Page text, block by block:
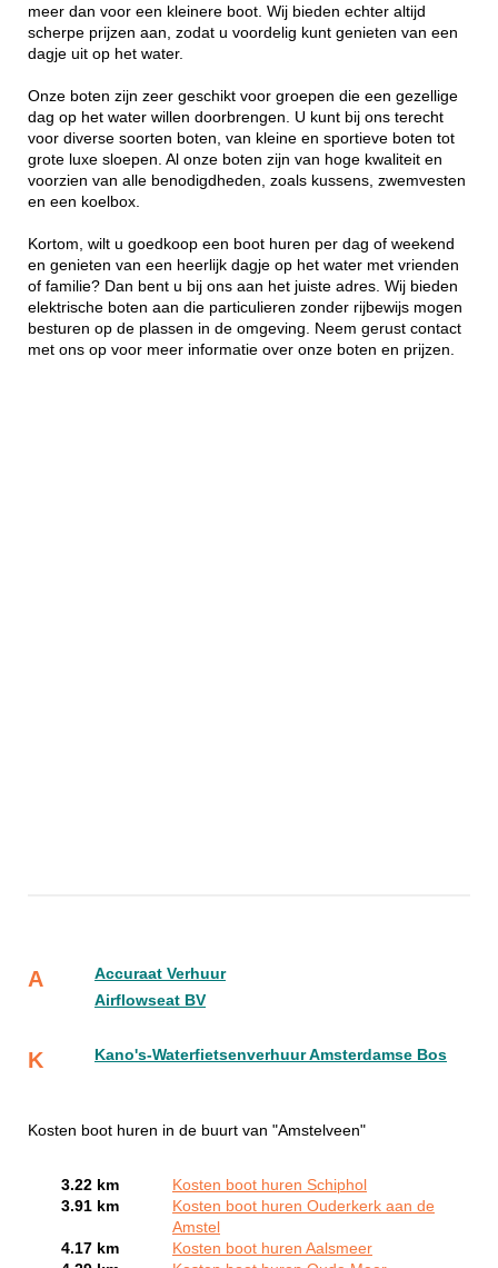
meer dan voor een kleinere boot. Wij bieden echter altijd
scherpe prijzen aan, zodat u voordelig kunt genieten van een
dagje uit op het water.
Onze boten zijn zeer geschikt voor groepen die een gezellige
dag op het water willen doorbrengen. U kunt bij ons terecht
voor diverse soorten boten, van kleine en sportieve boten tot
grote luxe sloepen. Al onze boten zijn van hoge kwaliteit en
voorzien van alle benodigdheden, zoals kussens, zwemvesten
en een koelbox.
Kortom, wilt u goedkoop een boot huren per dag of weekend
en genieten van een heerlijk dagje op het water met vrienden
of familie? Dan bent u bij ons aan het juiste adres. Wij bieden
elektrische boten aan die particulieren zonder rijbewijs mogen
besturen op de plassen in de omgeving. Neem gerust contact
met ons op voor meer informatie over onze boten en prijzen.
A
Accuraat Verhuur
Airflowseat BV
K Kano's-Waterfietsenverhuur Amsterdamse Bos
Kosten boot huren in de buurt van "Amstelveen"
3.22 km
Kosten boot huren Schiphol
3.91 km
Kosten boot huren Ouderkerk aan de
Amstel
4.17 km
Kosten boot huren Aalsmeer